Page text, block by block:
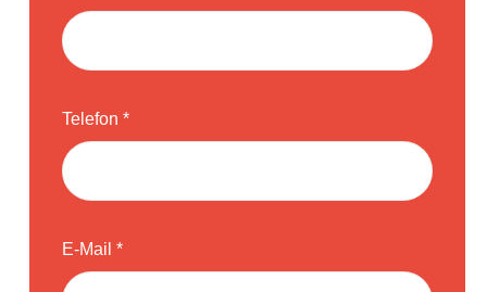
Telefon *
E-Mail *